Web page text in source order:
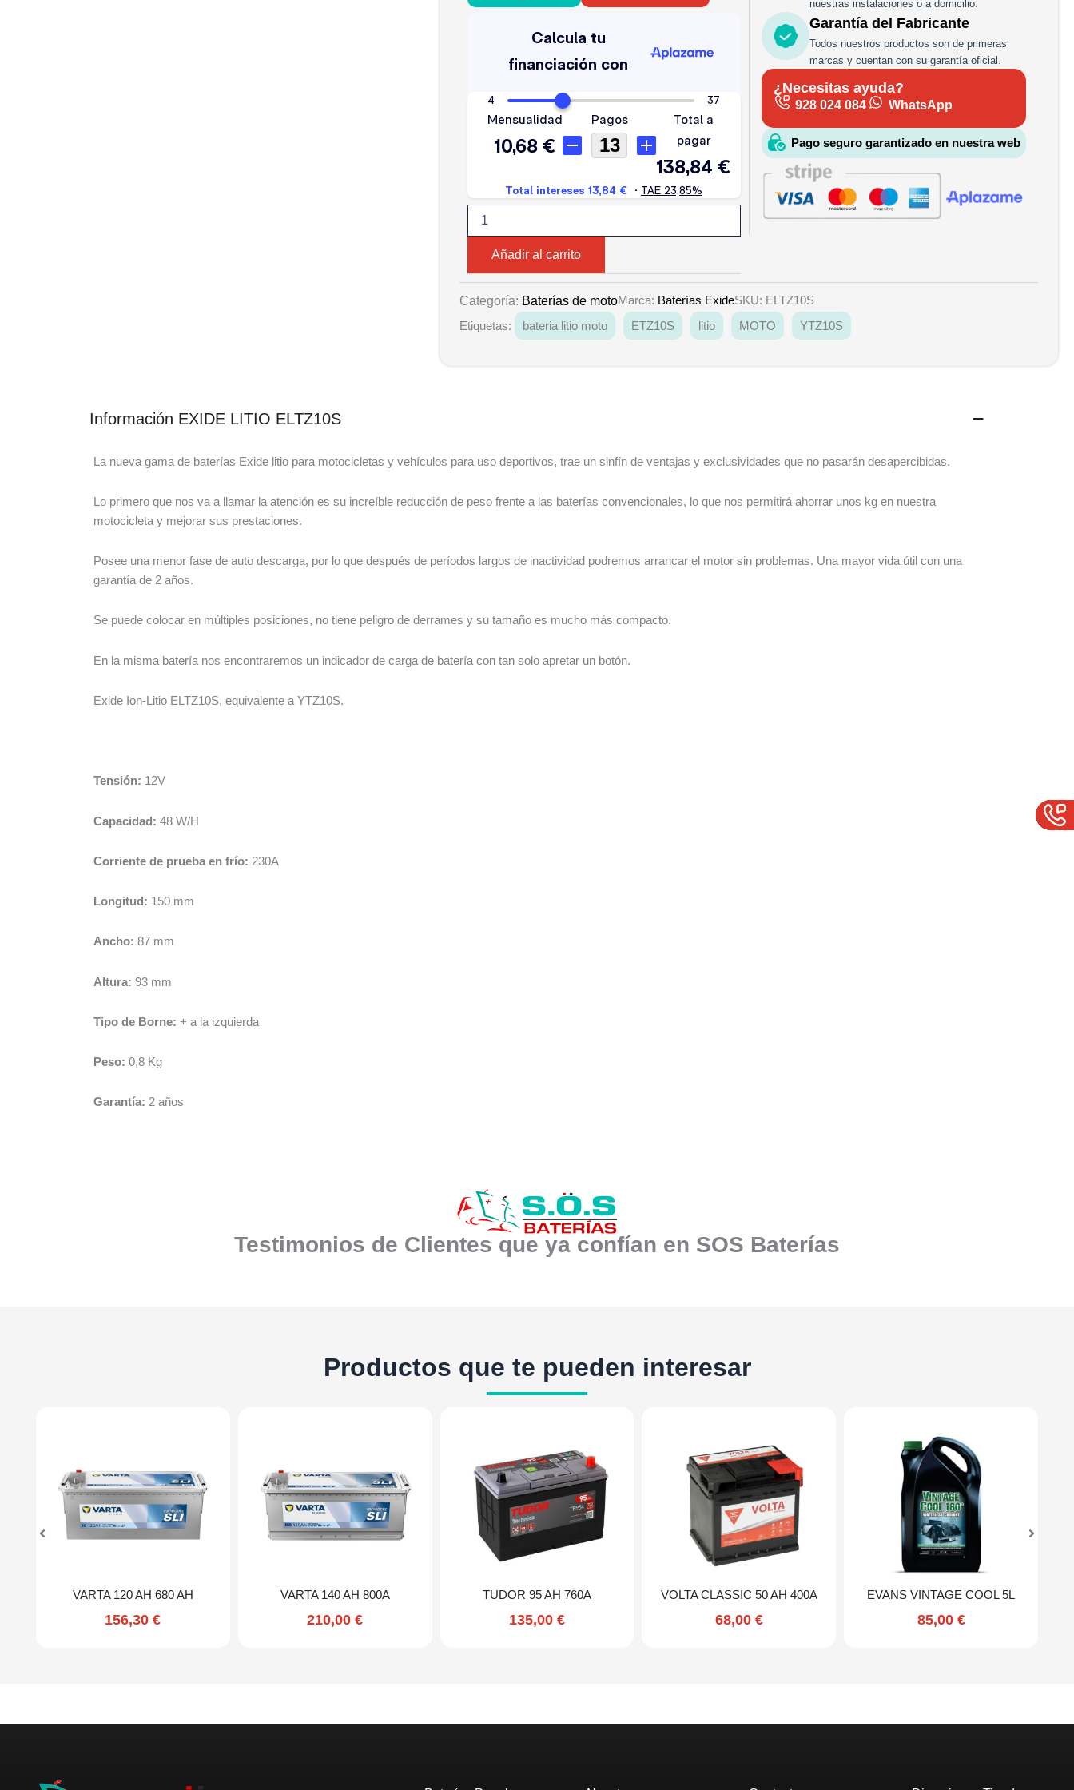
cantidad
Añadir al carrito
nuestras instalaciones o a domicilio.
Garantía del Fabricante
Todos nuestros productos son de primeras
marcas y cuentan con su garantía oficial.
¿Necesitas ayuda?
928 024 084 WhatsApp
Pago seguro garantizado en nuestra web
Categoría: Baterías de motoMarca: Baterías ExideSKU: ELTZ10S
Etiquetas:
bateria litio moto ETZ10S litio MOTO YTZ10S
Información EXIDE LITIO ELTZ10S
La nueva gama de baterías Exide litio para motocicletas y vehículos para uso deportivos, trae un sinfín de ventajas y exclusividades que no pasarán desapercibidas.
Lo primero que nos va a llamar la atención es su increíble reducción de peso frente a las baterías convencionales, lo que nos permitirá ahorrar unos kg en nuestra
motocicleta y mejorar sus prestaciones.
Posee una menor fase de auto descarga, por lo que después de períodos largos de inactividad podremos arrancar el motor sin problemas. Una mayor vida útil con una
garantía de 2 años.
Se puede colocar en múltiples posiciones, no tiene peligro de derrames y su tamaño es mucho más compacto.
En la misma batería nos encontraremos un indicador de carga de batería con tan solo apretar un botón.
Exide Ion-Litio ELTZ10S, equivalente a YTZ10S.
Tensión: 12V
Capacidad: 48 W/H
Corriente de prueba en frío: 230A
Longitud: 150 mm
Ancho: 87 mm
Altura: 93 mm
Tipo de Borne: + a la izquierda
Peso: 0,8 Kg
Garantía: 2 años
Testimonios de Clientes que ya confían en SOS Baterías
Productos que te pueden interesar
VARTA 120 AH 680 AH
156,30€
VARTA 140 AH 800A
210,00€
TUDOR 95 AH 760A
135,00 €
VOLTA CLASSIC 50 AH 400A
68,00 €
EVANS VINTAGE COOL 5L
85,00 €